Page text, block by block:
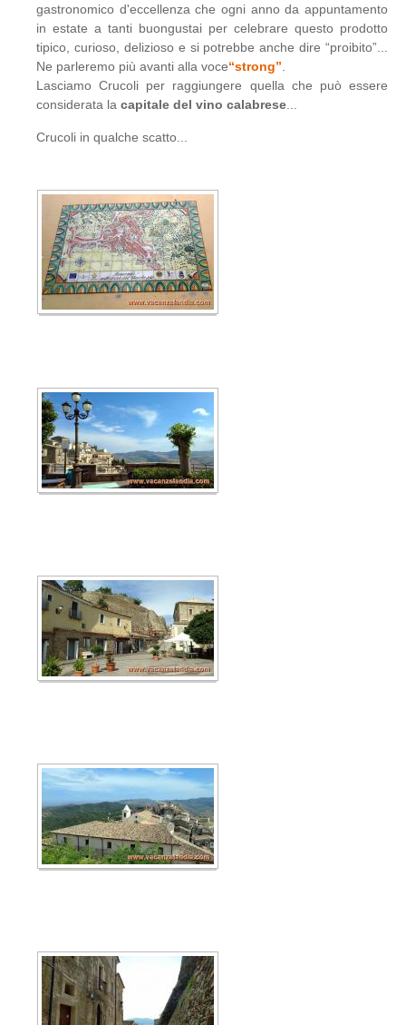
gastronomico d'eccellenza che ogni anno da appuntamento
in estate a tanti buongustai per celebrare questo prodotto
tipico, curioso, delizioso e si potrebbe anche dire “proibito”...
Ne parleremo più avanti alla voce“strong”
Lasciamo Crucoli per raggiungere quella che può essere
considerata la capitale del vino calabrese
Crucoli in qualche scatto...